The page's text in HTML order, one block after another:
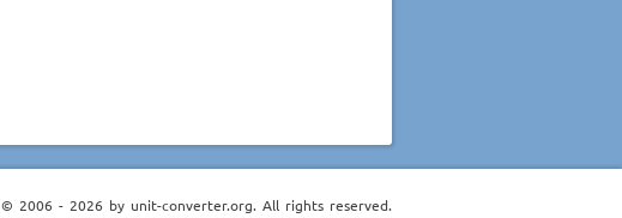
© 2006 - 2026 by unit-converter.org. All rights reserved.